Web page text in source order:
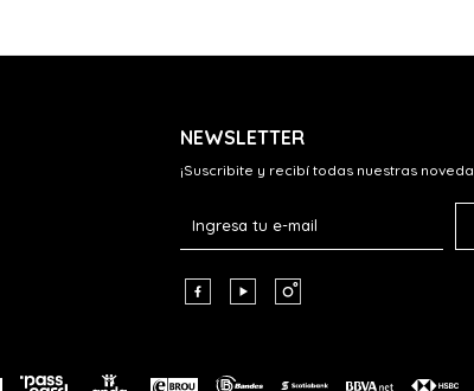
NEWSLETTER
¡Suscribite y recibí todas nuestras
  